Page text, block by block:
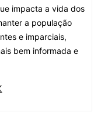
impacta a vida dos
a população
e imparciais,
bem informada e